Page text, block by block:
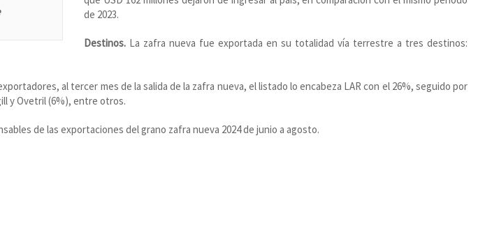
de 2023.
Destinos. La zafra nueva fue exportada en su totalidad vía terrestre a tres destinos:
al tercer mes de la salida de la zafra nueva, el listado lo encabeza LAR con el 26%, seguido por
y Ovetril (6%), entre otros.
de las exportaciones del grano zafra nueva 2024 de junio a agosto.